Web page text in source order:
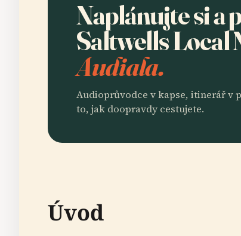
Naplánujte si a
Saltwells Local
Audiala.
Audioprůvodce v kapse, itinerář v
to, jak doopravdy cestujete.
Úvod